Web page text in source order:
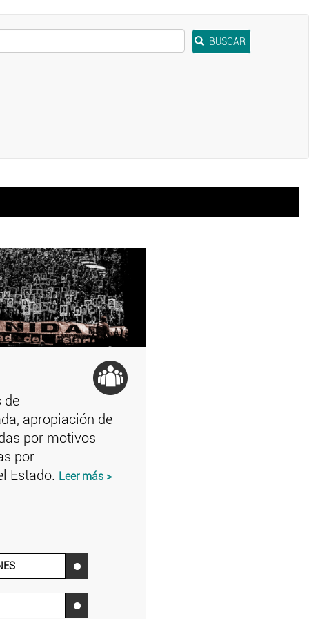
BUSCAR
de
apropiación de
por motivos
por
Estado. Leer más >
‌
‌